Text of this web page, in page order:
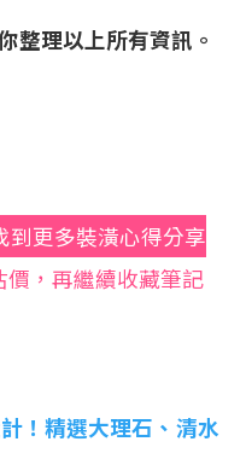
整理以上所有資訊。
到更多裝潢心得分享
，再繼續收藏筆記
！精選大理石、清水